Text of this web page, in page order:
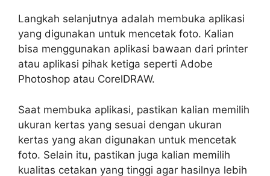
Langkah selanjutnya adalah membuka aplikasi
yang digunakan untuk mencetak foto. Kalian
bisa menggunakan aplikasi bawaan dari printer
atau aplikasi pihak ketiga seperti Adobe
Photoshop atau CorelDRAW.
Saat membuka aplikasi, pastikan kalian memilih
ukuran kertas yang sesuai dengan ukuran
kertas yang akan digunakan untuk mencetak
foto. Selain itu, pastikan juga kalian memilih
kualitas cetakan yang tinggi agar hasilnya lebih